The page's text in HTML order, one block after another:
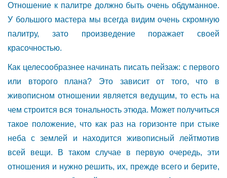
Отношение к палитре должно быть очень обдуманное.
У большого мастера мы всегда видим очень скромную
палитру, зато произведение поражает своей
красочностью.
Как целесообразнее начинать писать пейзаж: с первого
или второго плана? Это зависит от того, что в
живописном отношении является ведущим, то есть на
чем строится вся тональность этюда. Может получиться
такое положение, что как раз на горизонте при стыке
неба с землей и находится живописный лейтмотив
всей вещи. В таком случае в первую очередь, эти
отношения и нужно решить, их, прежде всего и берите,